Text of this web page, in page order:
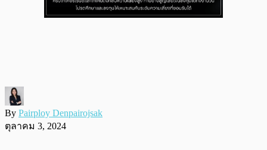
By Pairploy Denpairojsak
ตุลาคม 3, 2024